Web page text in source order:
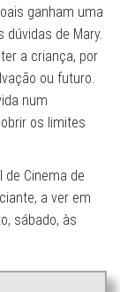
ganham uma
dúvidas de Mary.
a criança, por
ou futuro.
num
os limites
de Cinema de
a ver em
sábado, às